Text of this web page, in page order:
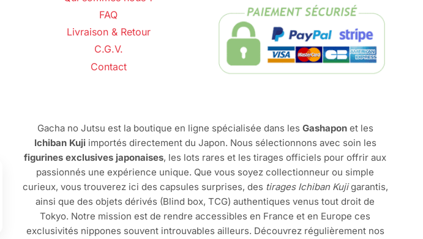
FAQ
Livraison & Retour
C.G.V.
Contact
Gacha no Jutsu est la boutique en ligne spécialisée dans les Gashaponet les
Ichiban Kujiimportés directement du Japon. Nous sélectionnons avec soin les
figurines exclusives japonaises, les lots rares et les tirages officiels pour offrir aux
passionnés une expérience unique. Que vous soyez collectionneur ou simple
curieux, vous trouverez ici des capsules surprises, des tirages Ichiban Kujigarantis,
ainsi que des objets dérivés (Blind box, TCG) authentiques venus tout droit de
Tokyo. Notre mission est de rendre accessibles en France et en Europe ces
exclusivités nippones souvent introuvables ailleurs. Découvrez régulièrement nos